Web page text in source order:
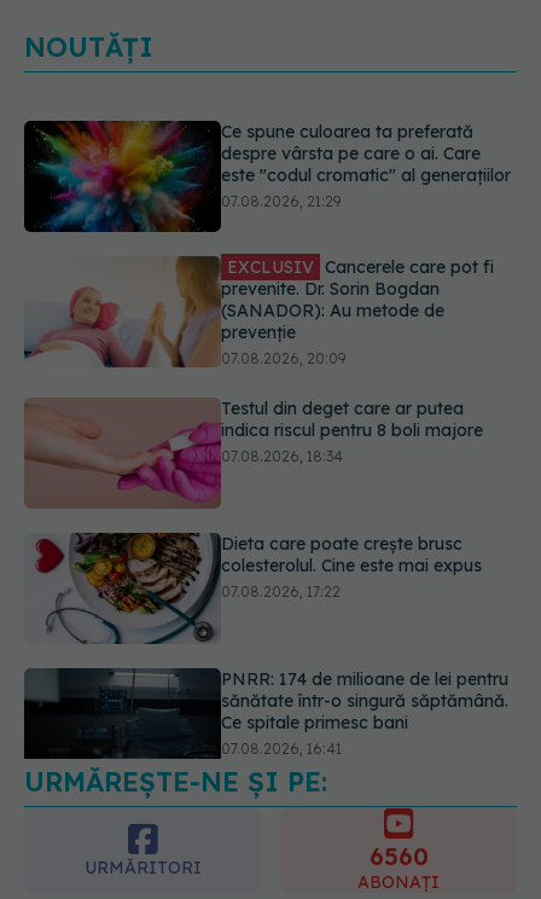
NOUTĂȚI
EXCLUSIV Cancerele care pot fi
prevenite. Dr. Sorin Bogdan
(SANADOR): Au metode de
prevenție
Testul din deget care ar putea
indica riscul pentru 8 boli majore
07.08.2026, 18:34
Dieta care poate crește brusc
colesterolul. Cine este mai expus
07.08.2026, 17:22
PNRR: 174 de milioane de lei pentru
sănătate într-o singură săptămână.
Ce spitale primesc bani
Ce spune culoarea ta preferată
despre vârsta pe care o ai. Care
este "codul cromatic" al generațiilor
07.08.2026, 21:29
URMĂREȘTE-NE ȘI PE:
URMĂRITORI
365
URMĂRITORI
1401
URMĂRITORI